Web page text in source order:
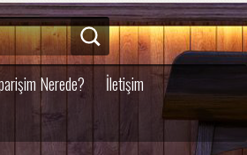
Nerede?
İletişim